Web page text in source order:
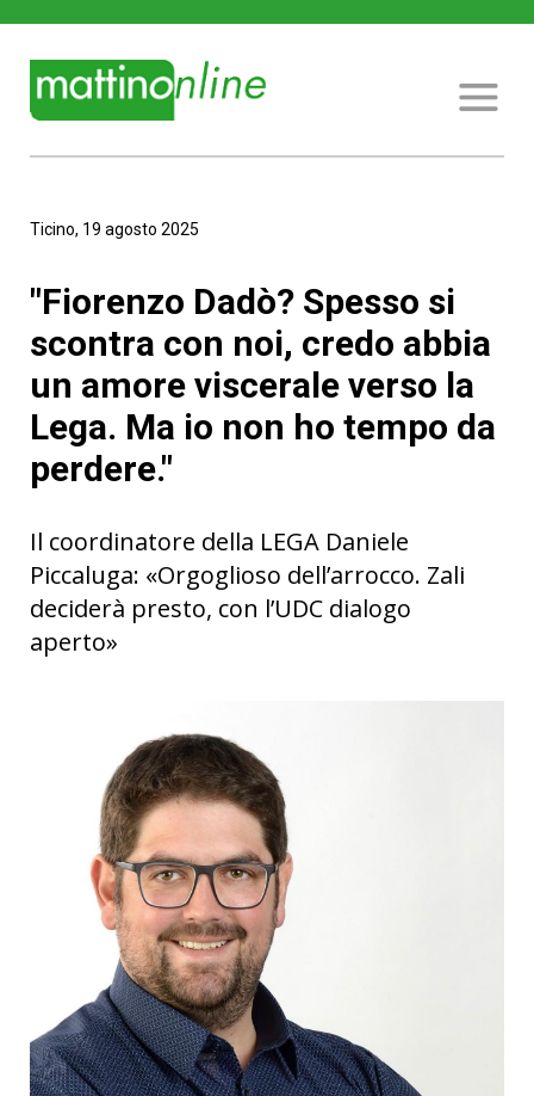
Ticino, 19 agosto 2025
"Fiorenzo Dadò? Spesso si
scontra con noi, credo abbia
un amore viscerale verso la
Lega. Ma io non ho tempo da
perdere."
Il coordinatore della LEGA Daniele
Piccaluga: «Orgoglioso dell’arrocco. Zali
deciderà presto, con l’UDC dialogo
aperto»